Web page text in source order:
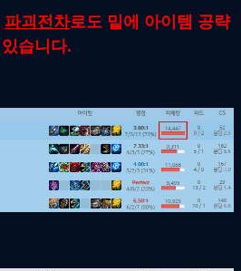
파괴전차로도 밑에 아이템 공략
습니다.